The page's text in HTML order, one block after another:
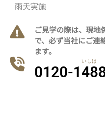
雨天実施
ご見学の際は、現地
で、必ず当社にご連
ます。
いしは よ
0120-